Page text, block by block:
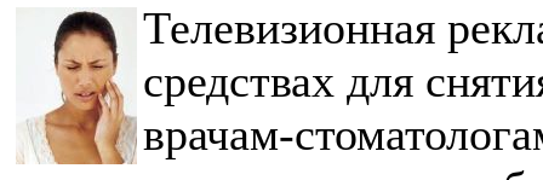
Телевизионная
средствах для
врачам-